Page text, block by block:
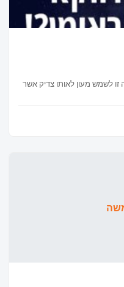
זו לשמש מעון לאותו צדיק אשר